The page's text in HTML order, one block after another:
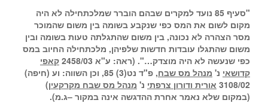
"סעיף 85 נועד למקרים שבהם הוברר שמלכתחילה לא היה
מקום לשום את המס כפי שנקבע בשומה בין משום שהמוכר
מסר הצהרה לא נכונה, בין משום שהתגלתה טעות בשומה ובין
משום שהתגלו עובדות חדשות שלפיהן, מלכתחילה החיוב במס
כפי שנעשה לא היה מוצדק…". (ראה: ע"א 2458/03
קאפי
קדושאי נ' מנהל מס שבח
, פ"ד נט(3) 85, וכן השווה: וע (חיפה)
3108/02 אורית ודורון צרפתי נ' מנהל מס שבח מקרקעין)
(במקום שלא נאמר אחרת ההדגשה אינה במקור –ג.מ).